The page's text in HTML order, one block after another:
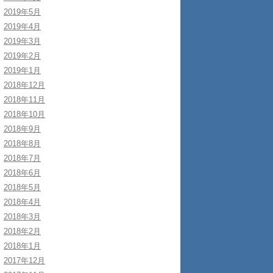
2019年5月
2019年4月
2019年3月
2019年2月
2019年1月
2018年12月
2018年11月
2018年10月
2018年9月
2018年8月
2018年7月
2018年6月
2018年5月
2018年4月
2018年3月
2018年2月
2018年1月
2017年12月